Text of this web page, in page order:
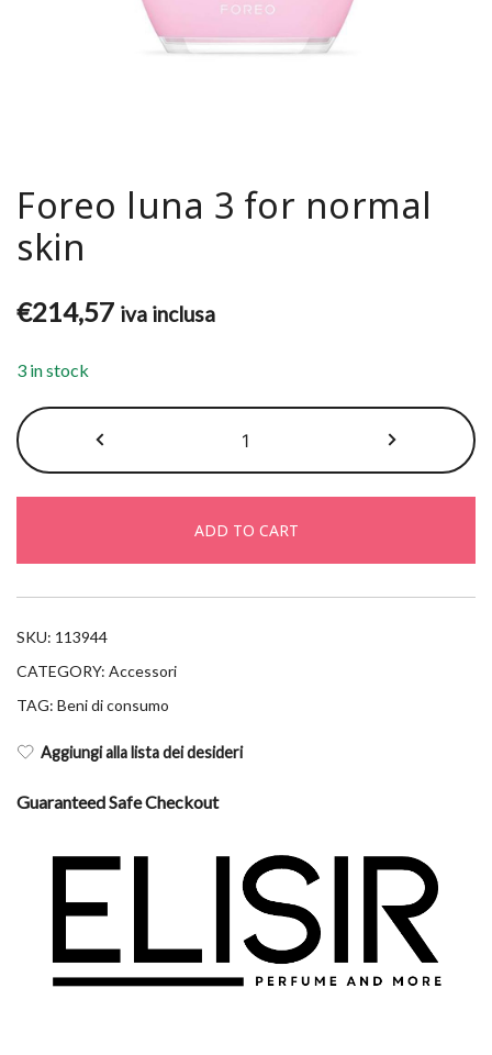
Foreo luna 3 for normal
skin
€214,57 iva inclusa
3 in stock
luna
3
normal
skin
quantity
ADD TO CART
SKU: 113944
CATEGORY: Accessori
TAG: Beni di consumo
Aggiungi alla lista dei desideri
Guaranteed Safe Checkout